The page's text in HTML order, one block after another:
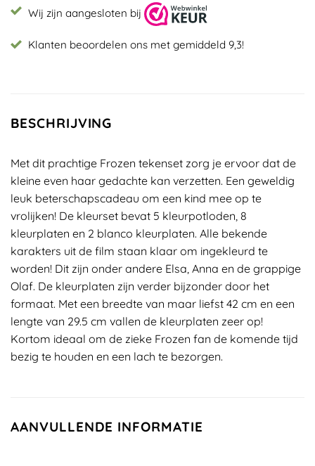
Wij zijn aangesloten bij
Klanten beoordelen ons met gemiddeld 9,3!
BESCHRIJVING
Met dit prachtige Frozen tekenset zorg je ervoor dat de
kleine even haar gedachte kan verzetten. Een geweldig
leuk beterschapscadeau om een kind mee op te
vrolijken! De kleurset bevat 5 kleurpotloden, 8
kleurplaten en 2 blanco kleurplaten. Alle bekende
karakters uit de film staan klaar om ingekleurd te
worden! Dit zijn onder andere Elsa, Anna en de grappige
Olaf. De kleurplaten zijn verder bijzonder door het
formaat. Met een breedte van maar liefst 42 cm en een
lengte van 29.5 cm vallen de kleurplaten zeer op!
Kortom ideaal om de zieke Frozen fan de komende tijd
bezig te houden en een lach te bezorgen.
AANVULLENDE INFORMATIE